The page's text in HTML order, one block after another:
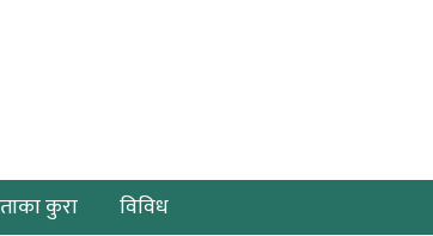
कुरा विविध